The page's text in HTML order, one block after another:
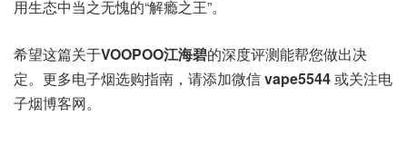
用生态中当之无愧的“解瘾之王”。
希望这篇关于VOOPOO江海碧的深度评测能帮您做出决
定。更多电子烟选购指南，请添加微信vape5544或关注电
子烟博客网。